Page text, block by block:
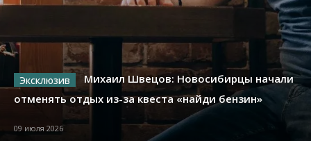
Михаил Швецов: Новосибирцы начали
отменять отдых из-за квеста «найди бензин»
09 июля 2026